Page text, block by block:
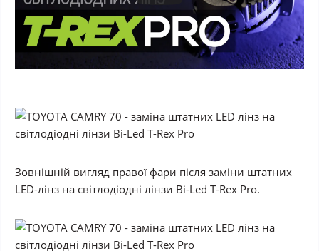
Зовнішній вигляд правої фари після заміни штатних
LED-лінз на світлодіодні лінзи Bi-Led T-Rex Pro.